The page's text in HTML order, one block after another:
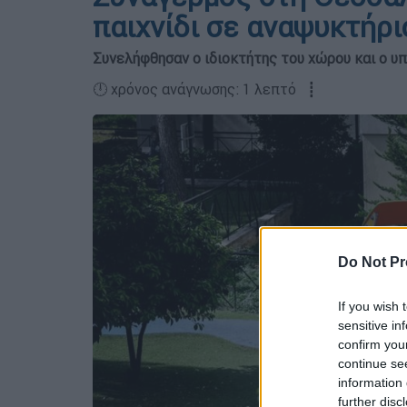
Do Not
If you wish
sensitive
confirm
continue
information
further
παιχνίδι σε
Συνελήφθησαν ο ιδιοκτήτης του χώρου και ο
🕛 χρόνος ανάγνωσης: 1 λεπτό ┋